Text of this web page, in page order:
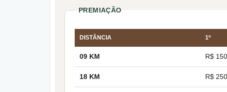
PREMIAÇÃO
DISTÂNCIA 1º
09 KM R$
18 KM R$